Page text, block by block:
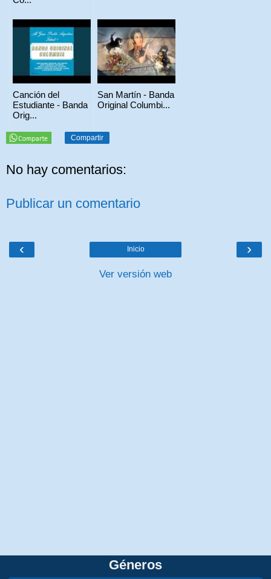
Canción del
Estudiante - Banda
Orig...
San Martín - Banda
Original Columbi...
Compartir
No hay comentarios:
Publicar un comentario
‹ ›
Inicio
Ver versión web
Géneros